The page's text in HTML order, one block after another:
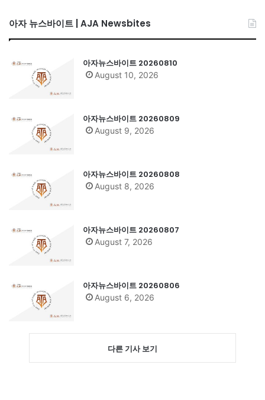
아자 뉴스바이트 | AJA Newsbites
아자뉴스바이트 20260810
August 10, 2026
아자뉴스바이트 20260809
August 9, 2026
아자뉴스바이트 20260808
August 8, 2026
아자뉴스바이트 20260807
August 7, 2026
아자뉴스바이트 20260806
August 6, 2026
다른 기사 보기